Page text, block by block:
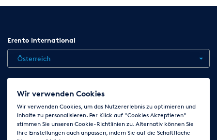
Erento International
Österreich
Jobs Kontakt News
AGB
Impressum Cookie-Einstellungen ändern
Folge uns auf
Wir verwenden Cookies
Wir verwenden Cookies, um das Nutzererlebnis zu optimieren und
Inhalte zu personalisieren. Per Klick auf "Cookies Akzeptieren"
stimmen Sie unseren Cookie-Richtlinien zu. Alternativ können Sie
Ihre Einstellungen auch anpassen, indem Sie auf die Schaltfläche